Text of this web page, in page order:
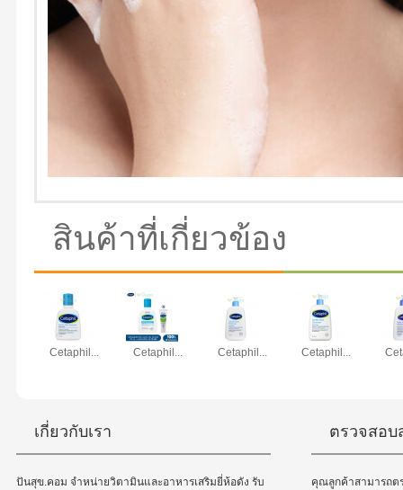
สินค้าที่เกี่ยวข้อง
Cetaphil... Cetaphil... Cetaphil... Cetaphil...
เกี่ยวกับเรา
ปันสุข.คอม จำหน่ายวิตามินและอาหารเสริมยี่ห้อดัง รับ
ตรวจสอ
คุณลูกค้าสามารถต